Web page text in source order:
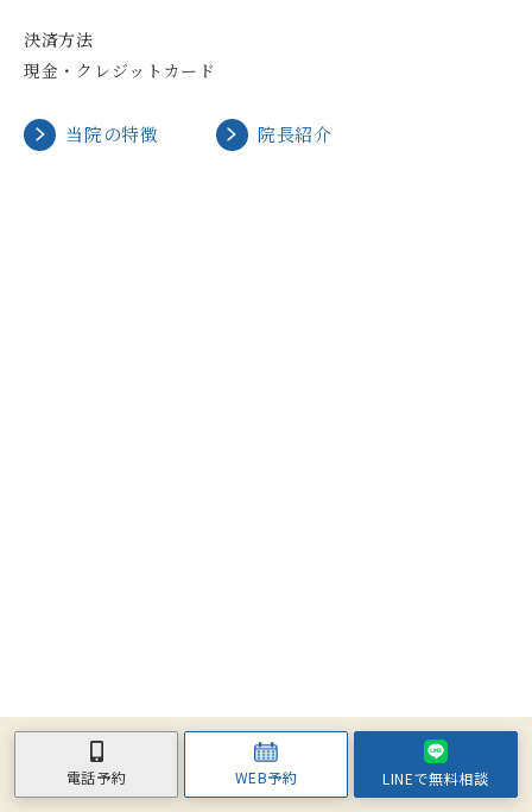
決済方法
現金・クレジットカード
当院の特徴 院長紹介
電話予約 WEB予約 LINEで無料相談